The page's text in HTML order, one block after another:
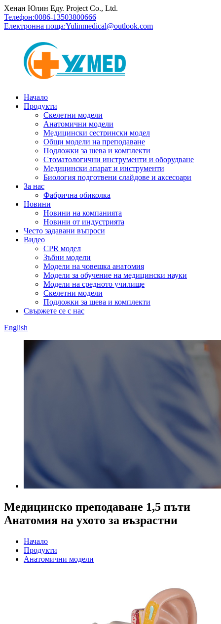
Хенан Юлин Еду. Project Co., Ltd.
Телефон:0086-13503800666
Електронна поща:Yulinmedical@outlook.com
Начало
Продукти
Скелетни модели
Анатомични модели
Медицински сестрински модел
Общи модели на преподаване
Подложки за шева и комплекти
Стоматологични инструменти и оборудване
Медицински апарат и инструменти
Биология подготвени слайдове и аксесоари
За нас
Фабрична обиколка
Новини
Новини на компанията
Новини от индустрията
Често задавани въпроси
Видео
CPR модел
Зъбни модели
Модели на човешка анатомия
Модели за обучение на медицински науки
Модели на средното училище
Скелетни модели
Подложки за шева и комплекти
Свържете се с нас
English
Медицинско преподаване 1,5 пъти
Анатомия на ухото за възрастни
Начало
Продукти
Анатомични модели